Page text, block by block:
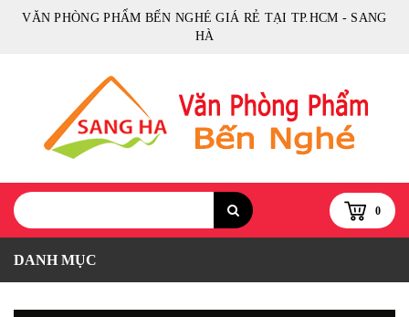
VĂN PHÒNG PHẨM BẾN NGHÉ GIÁ RẺ TẠI TP.HCM - SANG
HÀ
0
DANH MỤC